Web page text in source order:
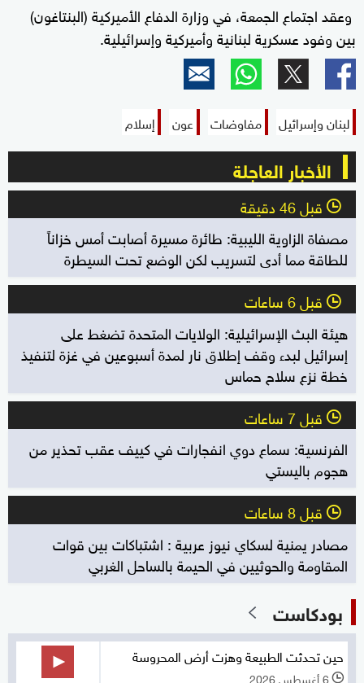
وعقد اجتماع الجمعة، في وزارة الدفاع الأميركية (البنتاغون)
بين وفود عسكرية لبنانية وأميركية وإسرائيلية.
لبنان وإسرائيل مفاوضات عون إسلام
الأخبار العاجلة
l قبل 46 دقيقة
مصفاة الزاوية الليبية: طائرة مسيرة أصابت أمس خزاناً
للطاقة مما أدى لتسريب لكن الوضع تحت السيطرة
l قبل 6 ساعات
هيئة البث الإسرائيلية: الولايات المتحدة تضغط على
إسرائيل لبدء وقف إطلاق نار لمدة أسبوعين في غزة لتنفيذ
خطة نزع سلاح حماس
l قبل 7 ساعات
الفرنسية: سماع دوي انفجارات في كييف عقب تحذير من
هجوم باليستي
l قبل 8 ساعات
مصادر يمنية لسكاي نيوز عربية : اشتباكات بين قوات
المقاومة والحوثيين في الحيمة بالساحل الغربي
بودكاست
حين تحدثت الطبيعة وهزت أرض المحروسة
l 6 أغسطس 2026